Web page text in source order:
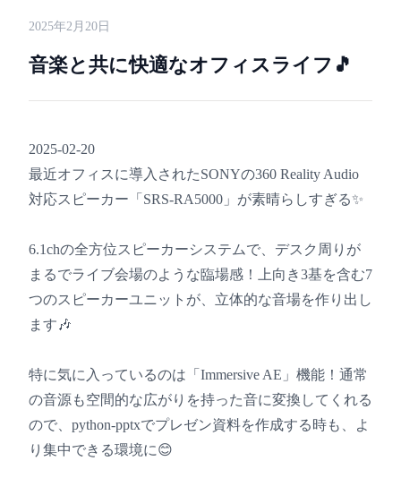
2025年2月20日
音楽と共に快適なオフィスライフ🎵
2025-02-20
最近オフィスに導入されたSONYの360 Reality Audio
対応スピーカー「SRS-RA5000」が素晴らしすぎる✨
6.1chの全方位スピーカーシステムで、デスク周りが
まるでライブ会場のような臨場感！上向き3基を含む7
つのスピーカーユニットが、立体的な音場を作り出し
ます🎶
特に気に入っているのは「Immersive AE」機能！通常
の音源も空間的な広がりを持った音に変換してくれる
ので、python-pptxでプレゼン資料を作成する時も、よ
り集中できる環境に😊